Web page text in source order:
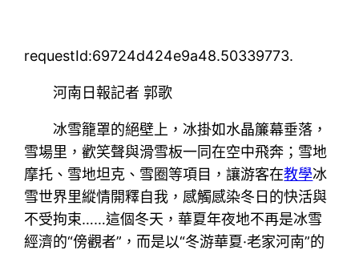
requestId:69724d424e9a48.50339773.
河南日報記者 郭歌
冰雪籠罩的絕壁上，冰掛如水晶簾幕垂落，
雪場里，歡笑聲與滑雪板一同在空中飛奔；雪地
摩托、雪地坦克、雪圈等項目，讓游客在教學冰
雪世界里縱情開釋自我，感觸感染冬日的快活與
不受拘束……這個冬天，華夏年夜地不再是冰雪
經濟的“傍觀者”，而是以“冬游華夏·老家河南”的